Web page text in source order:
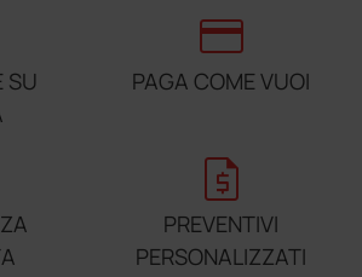
SU
credit_card
PAGA COME VUOI
request_quote
PREVENTIVI
PERSONALIZZATI